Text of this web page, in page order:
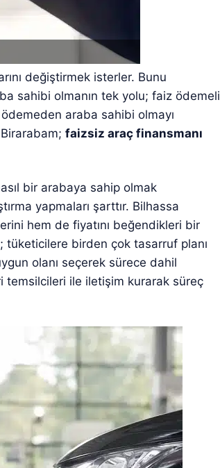
değiştirmek isterler. Bunu
sahibi olmanın tek yolu; faiz ödemeli
araba sahibi olmayı
Birarabam;faizsiz araç finansmanı
bir arabaya sahip olmak
yapmaları şarttır. Bilhassa
hem de fiyatını beğendikleri bir
tüketicilere birden çok tasarruf planı
olanı seçerek sürece dahil
temsilcileri ile iletişim kurarak süreç